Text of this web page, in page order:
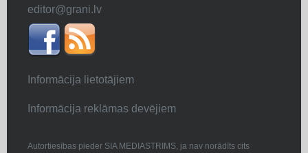
editor@grani.lv
Informācija lietotājiem
Informācija reklāmas devējiem
Autortiesības pieder SIA MEDIASTRIMS, ja nav norādīts cits